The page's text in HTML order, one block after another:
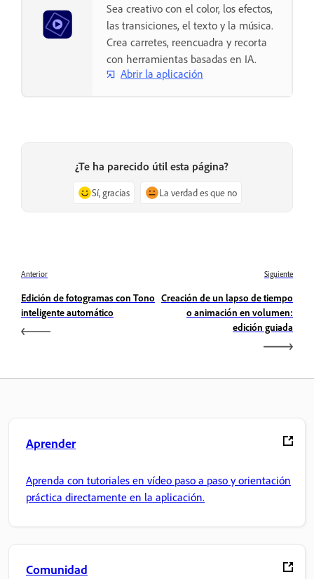
Sea creativo con el color, los efectos,
las transiciones, el texto y la música.
Crea carretes, reencuadra y recorta
con herramientas basadas en IA.
Abrir la aplicación
¿Te ha parecido útil esta página?
Sí, gracias La verdad es que no
Anterior
Edición de fotogramas con Tono
inteligente automático
Siguiente
Creación de un lapso de tiempo
o animación en volumen:
edición guiada
Aprender
Aprenda con tutoriales en vídeo paso a paso y orientación
práctica directamente en la aplicación.
Comunidad